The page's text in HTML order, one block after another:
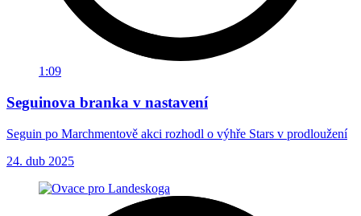
1:09
Seguinova branka v nastavení
Seguin po Marchmentově akci rozhodl o výhře Stars v prodloužení
24. dub 2025